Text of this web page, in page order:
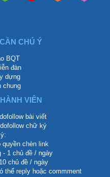
CHÚ Ý
BQT
đàn
dựng
chung
VIÊN
bài viết
chữ ký
chèn link
- 1 chủ đề / ngày
chủ đề / ngày
thể reply hoặc commment